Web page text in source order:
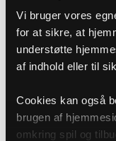
Vi bruger vores
for at sikre, at
understøtte
af indhold eller til
Cookies kan også
brugen af
omkring spil og